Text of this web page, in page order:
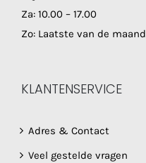
Za: 10.00 – 17.00
Zo: Laatste van de maand
KLANTENSERVICE
Adres & Contact
Veel gestelde vragen